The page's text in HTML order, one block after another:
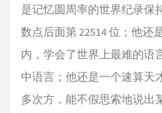
是记忆圆周率的世界纪录保
数点后面第 22514 位；他还
内，学会了世界上最难的语
中语言；他还是一个速算天
多次方，能不假思索地说出